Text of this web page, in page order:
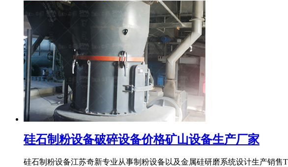
硅石制粉设备破碎设备价格矿山设备生产厂家
硅石制粉设备江苏奇新专业从事制粉设备以及金属硅研磨系统设计生产销